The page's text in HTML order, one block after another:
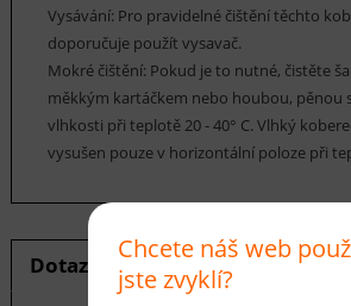
Vysávání: Pro pravidelné čištění těchto
doporučuje použít vysavač.
Mokré čištění: Pokud je to nutné, čistěte
měkkým kartáčkem nebo houbou, pěnou
vlhkosti při teplotě 20 - 40° C. Vlhký
vysušen pouze v horizontální poloze při
Dotaz na produkt
Chcete náš web
jste zvyklí?